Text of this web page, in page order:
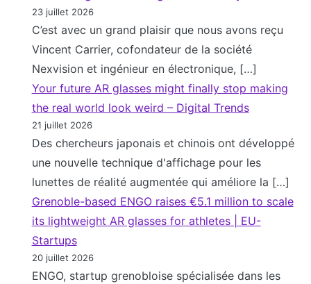
23 juillet 2026
C’est avec un grand plaisir que nous avons reçu
Vincent Carrier, cofondateur de la société
Nexvision et ingénieur en électronique, […]
Your future AR glasses might finally stop making
the real world look weird – Digital Trends
21 juillet 2026
Des chercheurs japonais et chinois ont développé
une nouvelle technique d'affichage pour les
lunettes de réalité augmentée qui améliore la […]
Grenoble-based ENGO raises €5.1 million to scale
its lightweight AR glasses for athletes | EU-
Startups
20 juillet 2026
ENGO, startup grenobloise spécialisée dans les